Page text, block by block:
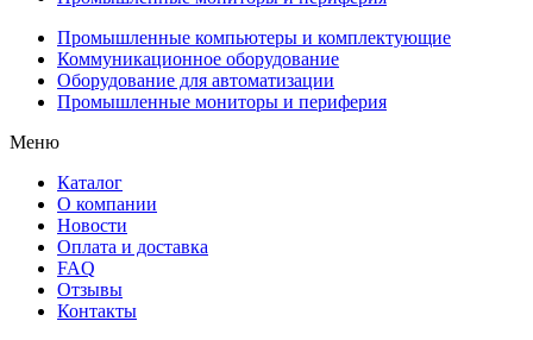
Промышленные компьютеры и комплектующие
Коммуникационное оборудование
Оборудование для автоматизации
Промышленные мониторы и периферия
Меню
Каталог
О компании
Новости
Оплата и доставка
FAQ
Отзывы
Контакты